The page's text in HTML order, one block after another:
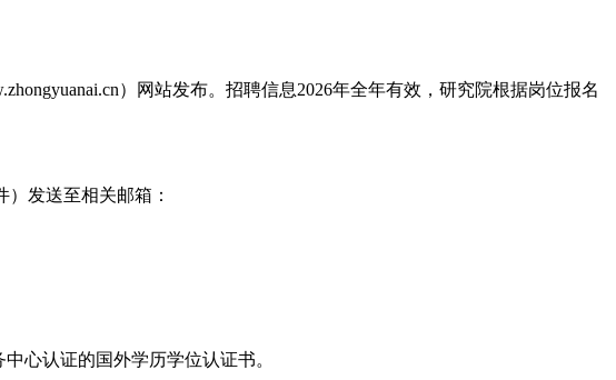
）网站发布。招聘信息2026年全年有效，研究院根据岗位报名
发送至相关邮箱：
心认证的国外学历学位认证书。